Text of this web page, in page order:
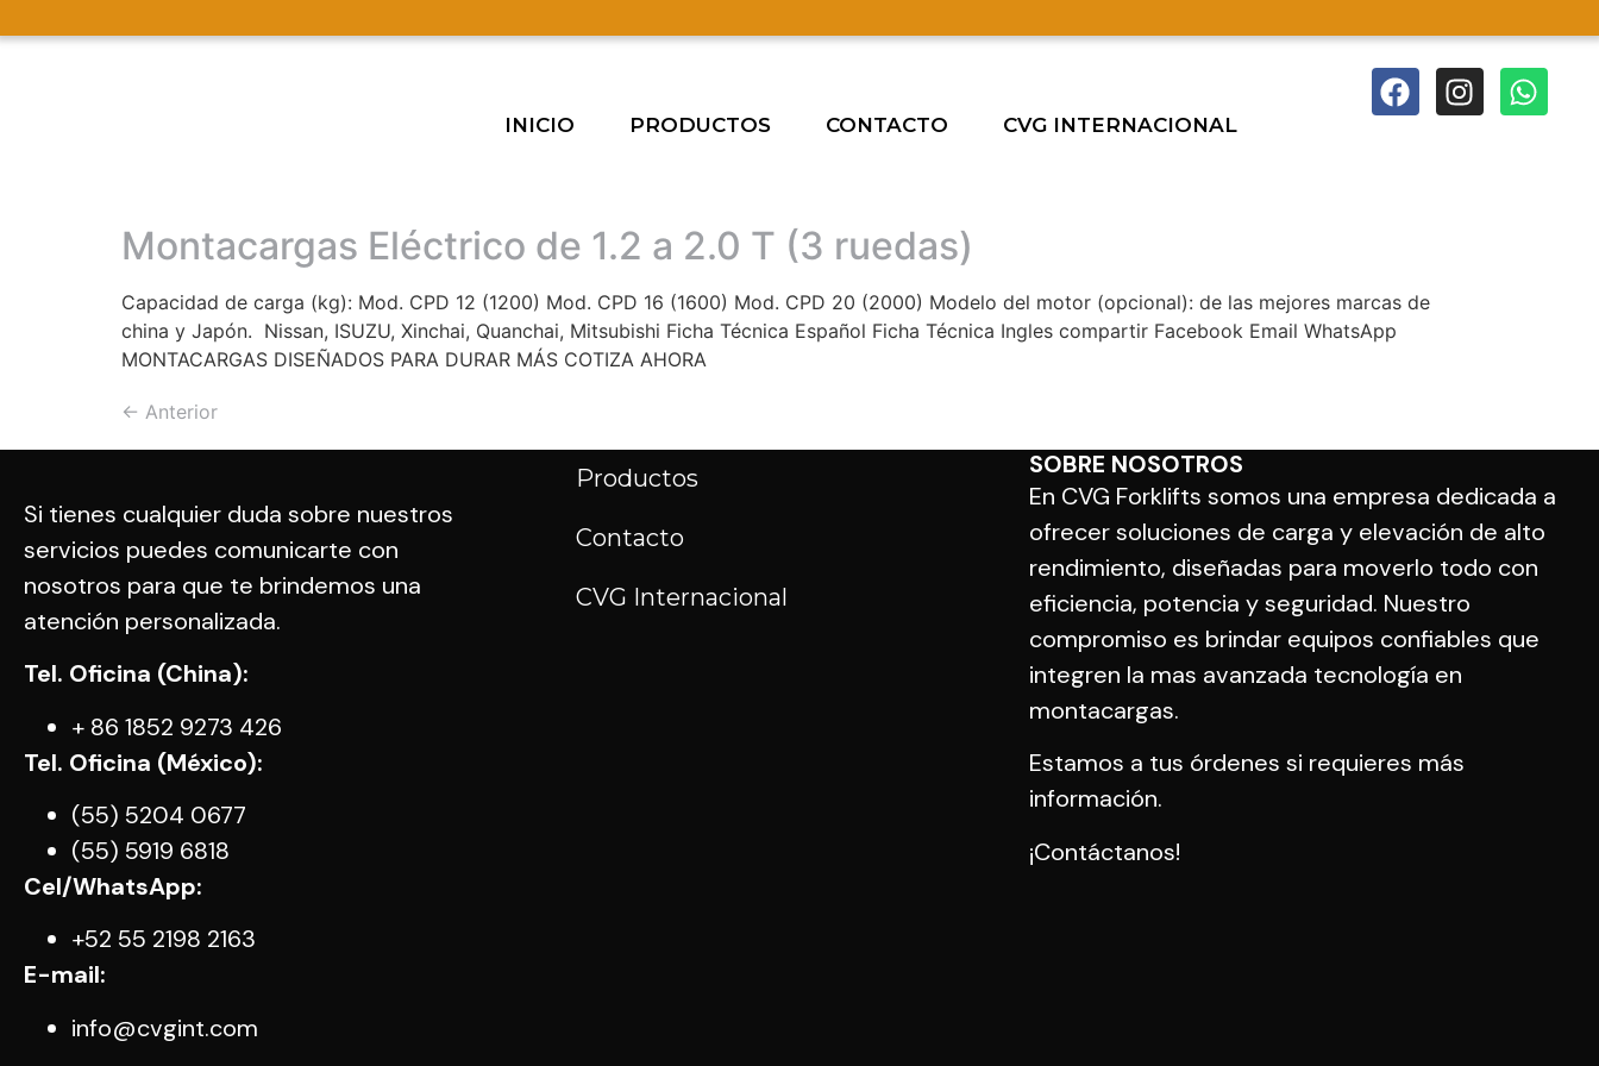
INICIO PRODUCTOS CONTACTO CVG INTERNACIONAL
Montacargas Eléctrico de 1.2 a 2.0 T (3 ruedas)
Capacidad de carga (kg): Mod. CPD 12 (1200) Mod. CPD 16 (1600) Mod. CPD 20 (2000) Modelo del motor (opcional): de las mejores marcas de
china y Japón. Nissan, ISUZU, Xinchai, Quanchai, Mitsubishi Ficha Técnica Español Ficha Técnica Ingles compartir Facebook Email WhatsApp
MONTACARGAS DISEÑADOS PARA DURAR MÁS COTIZA AHORA
← Anterior
Si tienes cualquier duda sobre nuestros
servicios puedes comunicarte con
nosotros para que te brindemos una
atención personalizada.
Tel. Oficina (China):
+ 86 1852 9273 426
Tel. Oficina (México):
(55) 5204 0677
(55) 5919 6818
Cel/WhatsApp:
+52 55 2198 2163
E-mail:
info@cvgint.com
EXPLORA LAS SECCIONES
Productos
Contacto
CVG Internacional
SOBRE NOSOTROS
En CVG Forklifts somos una empresa dedicada a
ofrecer soluciones de carga y elevación de alto
rendimiento, diseñadas para moverlo todo con
eficiencia, potencia y seguridad. Nuestro
compromiso es brindar equipos confiables que
integren la mas avanzada tecnología en
montacargas.
Estamos a tus órdenes si requieres más
información.
¡Contáctanos!